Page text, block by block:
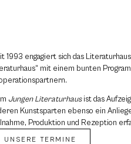
1993 engagiert sich das
mit einem bunten
Jungen Literaturhausist das
Kunstsparten ebenso ein
Produktion und Rezeption
UNSERE TERMINE